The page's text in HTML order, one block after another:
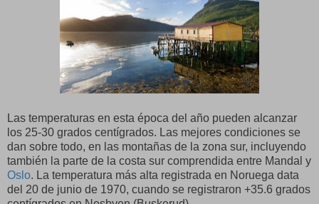
Las temperaturas en esta época del año pueden alcanzar
los 25-30 grados centígrados. Las mejores condiciones se
dan sobre todo, en las montañas de la zona sur, incluyendo
también la parte de la costa sur comprendida entre Mandal y
Oslo. La temperatura más alta registrada en Noruega data
del 20 de junio de 1970, cuando se registraron +35.6 grados